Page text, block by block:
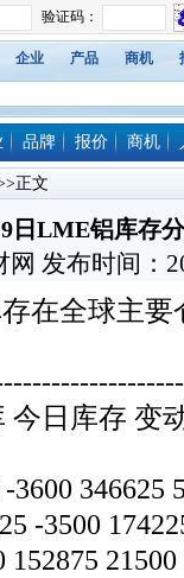
企业 产品 商机
品牌 报价 商机
正文
日LME铝库存
发布时间：
在全球主
今日库存 变
3600 346625
-3500